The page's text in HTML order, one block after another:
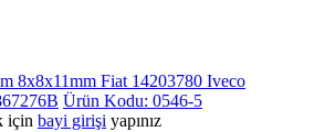
8x8x11mm Fiat 14203780 Iveco
Ürün Kodu: 0546-5
için bayi girişi yapınız